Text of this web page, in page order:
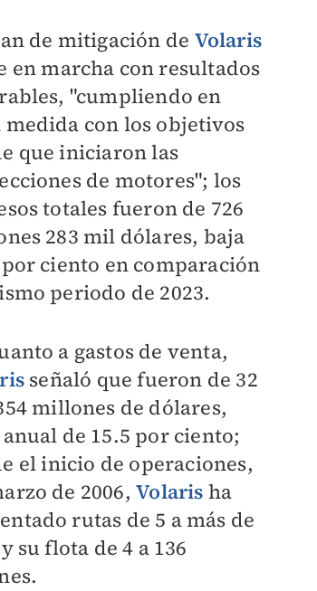
de mitigación de Volaris
en marcha con resultados
"cumpliendo en
medida con los objetivos
que iniciaron las
de motores"; los
totales fueron de 726
283 mil dólares, baja
por ciento en comparación
periodo de 2023.
a gastos de venta,
señaló que fueron de 32
millones de dólares,
de 15.5 por ciento;
el inicio de operaciones,
de 2006,Volaris ha
rutas de 5 a más de
su flota de 4 a 136